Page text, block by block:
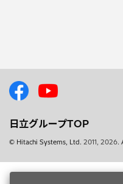
日立グループTOP
© Hitachi Systems, Ltd. 2011, 2026.